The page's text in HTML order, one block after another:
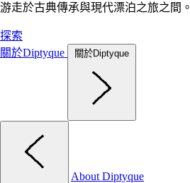
游走於古典傳承與現代漂泊之旅之間。
探索
關於Diptyque
關於Diptyque
About Diptyque